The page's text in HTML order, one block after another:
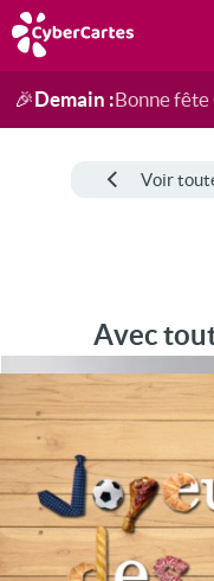
Anniversaire
Fête du jour
Amour
Amitié
Merci
Toutes les cartes
🎉Demain :Bonne fête
Voir
Avec